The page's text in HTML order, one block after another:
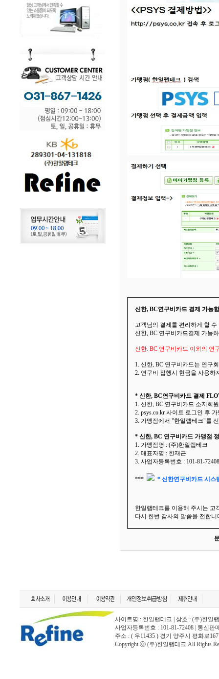
신한, BC연구비카드 결제 가능
고객님의 결제를 편리하게 할 수
신한, BC 연구비카드결제 가능
신한. BC 연구비카드 이외의 연
1. 신한, BC 연구비카드는 연구
2. 연구비 집행시 현금을 사용하
* 신한, BC연구비카드 결제
1. 신한, BC 연구비카드 소지회
2. psys.co.kr 사이트 로그인 후
3. 가맹점에서 "한일랩테크"를
* 신한, BC 연구비카드 가맹점
1. 가맹점명 : (주)한일랩테크
2. 대표자명 : 한재근
3. 사업자등록번호 : 101-81-72408
*** * 신한연구비카드 시스
한일랩테크를 이용해 주시는 고
다시 한번 감사의 말씀을 전합니
사이트명 : 한일랩테크 | 상호 : (주)한일
사업자등록번호 : 101-81-72408 | 통신
주소 : ( 우11435 ) 경기 양주시 평화로
Copyright ⓒ (주)한일랩테크 All Rights